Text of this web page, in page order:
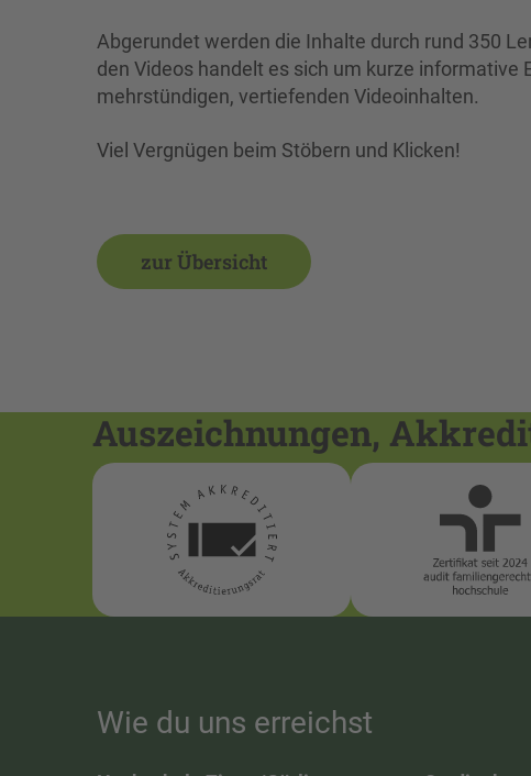
Abgerundet werden die Inhalte durch rund 350
den Videos handelt es sich um kurze
mehrstündigen, vertiefenden Videoinhalten.
Viel Vergnügen beim Stöbern und Klicken!
zur Übersicht
Auszeichnungen,
Wie du uns erreichst